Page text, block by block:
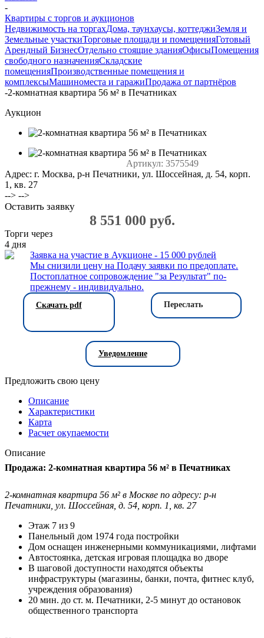
-
Квартиры с торгов и аукционов
Недвижимость на торгахДома, таунхаусы, коттеджиЗемля и
Земельные участкиТорговые площади и помещенияГотовый
Арендный БизнесОтдельно стоящие зданияОфисыПомещения
свободного назначенияСкладские
помещенияПроизводственные помещения и
комплексыМашиноместа и гаражиПродажа от партнёров
-2-комнатная квартира 56 м² в Печатниках
Аукцион
Артикул: 3575549
Адрес: г. Москва, р-н Печатники, ул. Шоссейная, д. 54, корп.
1, кв. 27
8 551 000 руб.
Торги через
4 дня
--> -->
Оставить заявку
Заявка на участие в Аукционе - 15 000 рублей
Мы снизили цену на Подачу заявки по предоплате.
Постоплатное сопровождение "за Результат" по-
прежнему - индивидуально.
Переслать
Скачать pdf
Уведомление
Предложить свою цену
Описание
Характеристики
Карта
Расчет окупаемости
Описание
Продажа: 2-комнатная квартира 56 м² в Печатниках
2-комнатная квартира 56 м² в Москве по адресу: р-н
Печатники, ул. Шоссейная, д. 54, корп. 1, кв. 27
Этаж 7 из 9
Панельный дом 1974 года постройки
Дом оснащен инженерными коммуникациями, лифтами
Автостоянка, детская игровая площадка во дворе
В шаговой доступности находятся объекты
инфраструктуры (магазины, банки, почта, фитнес клуб,
учреждения образования)
20 мин. до ст. м. Печатники, 2-5 минут до остановок
общественного транспорта